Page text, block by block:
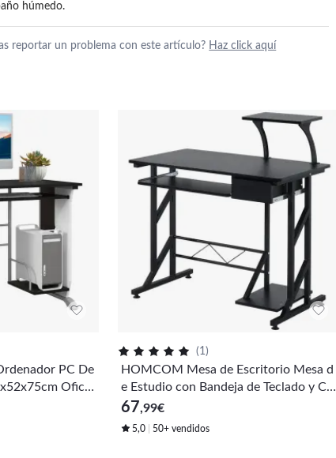
húmedo.
reportar un problema con este artículo? Haz click aquí
PC De
Oficin
(1)
HOMCOM Mesa de Escritorio Mesa d
e Estudio con Bandeja de Teclado y Caj
ón Mesa de Ordenador para Despacho
Oficina 90x50x100 cm Negro
67,99€
5,0 50+ vendidos